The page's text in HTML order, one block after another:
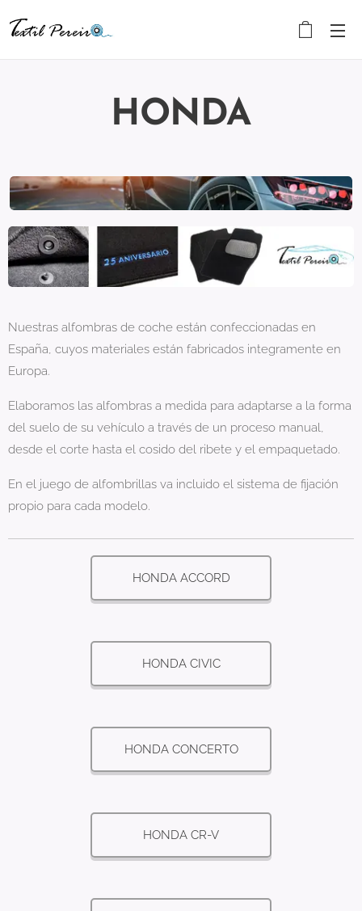
HONDA
Nuestras alfombras de coche están confeccionadas en
España, cuyos materiales están fabricados integramente en
Europa.
Elaboramos las alfombras a medida para adaptarse a la forma
del suelo de su vehículo a través de un proceso manual,
desde el corte hasta el cosido del ribete y el empaquetado.
En el juego de alfombrillas va incluido el sistema de fijación
propio para cada modelo.
HONDA ACCORD
HONDA CIVIC
HONDA CONCERTO
HONDA CR-V